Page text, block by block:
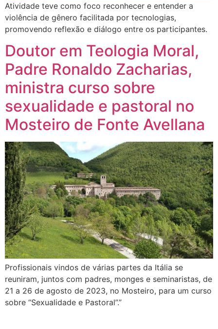
Atividade teve como foco reconhecer e entender a
violência de gênero facilitada por tecnologias,
promovendo reflexão e diálogo entre os participantes.
Doutor em Teologia Moral,
Padre Ronaldo Zacharias,
ministra curso sobre
sexualidade e pastoral no
Mosteiro de Fonte Avellana
Profissionais vindos de várias partes da Itália se
reuniram, juntos com padres, monges e seminaristas, de
21 a 26 de agosto de 2023, no Mosteiro, para um curso
sobre “Sexualidade e Pastoral”.”